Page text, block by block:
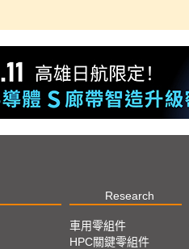
Research
車用零組件
HPC關鍵零組件